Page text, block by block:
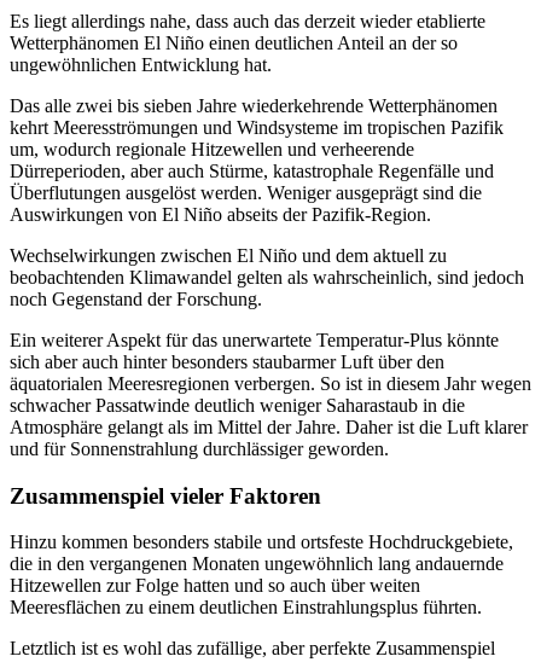
Es liegt allerdings nahe, dass auch das derzeit wieder etablierte
Wetterphänomen El Niño einen deutlichen Anteil an der so
ungewöhnlichen Entwicklung hat.
Das alle zwei bis sieben Jahre wiederkehrende Wetterphänomen
kehrt Meeresströmungen und Windsysteme im tropischen Pazifik
um, wodurch regionale Hitzewellen und verheerende
Dürreperioden, aber auch Stürme, katastrophale Regenfälle und
Überflutungen ausgelöst werden. Weniger ausgeprägt sind die
Auswirkungen von El Niño abseits der Pazifik-Region.
Wechselwirkungen zwischen El Niño und dem aktuell zu
beobachtenden Klimawandel gelten als wahrscheinlich, sind jedoch
noch Gegenstand der Forschung.
Ein weiterer Aspekt für das unerwartete Temperatur-Plus könnte
sich aber auch hinter besonders staubarmer Luft über den
äquatorialen Meeresregionen verbergen. So ist in diesem Jahr wegen
schwacher Passatwinde deutlich weniger Saharastaub in die
Atmosphäre gelangt als im Mittel der Jahre. Daher ist die Luft klarer
und für Sonnenstrahlung durchlässiger geworden.
Zusammenspiel vieler Faktoren
Hinzu kommen besonders stabile und ortsfeste Hochdruckgebiete,
die in den vergangenen Monaten ungewöhnlich lang andauernde
Hitzewellen zur Folge hatten und so auch über weiten
Meeresflächen zu einem deutlichen Einstrahlungsplus führten.
Letztlich ist es wohl das zufällige, aber perfekte Zusammenspiel